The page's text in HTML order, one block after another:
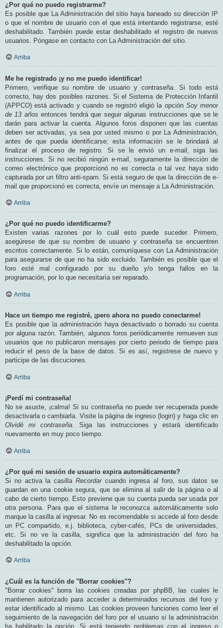
¿Por qué no puedo registrarme?
Es posible que La Administración del sitio haya baneado su dirección IP
o que el nombre de usuario con el que está intentando registrarse, esté
deshabilitado. También puede estar deshabilitado el registro de nuevos
usuarios. Póngase en contacto con La Administración del sitio.
Arriba
Me he registrado ¡y no me puedo identificar!
Primero, verifique su nombre de usuario y contraseña. Si todo está
correcto, hay dos posibles razones. Si el Sistema de Protección Infantil
(APPCO) está activado y cuando se registró eligió la opción Soy menor
de 13 años entonces tendrá que seguir algunas instrucciones que se le
darán para activar la cuenta. Algunos foros disponen que las cuentas
deben ser activadas, ya sea por usted mismo o por La Administración,
antes de que pueda identificarse; esta información se le brindará al
finalizar el proceso de registro. Si se le envió un e-mail, siga las
instrucciones. Si no recibió ningún e-mail, seguramente la dirección de
correo electrónico que proporcionó no es correcta o tal vez haya sido
capturada por un filtro anti-spam. Si está seguro de que la dirección de e-
mail que proporcionó es correcta, envíe un mensaje a La Administración.
Arriba
¿Por qué no puedo identificarme?
Existen varias razones por lo cuál esto puede suceder. Primero,
asegúrese de que su nombre de usuario y contraseña se encuentren
escritos correctamente. Si lo están, comuníquese con La Administración
para asegurarse de que no ha sido excluido. También es posible que el
foro esté mal configurado por su dueño y/o tenga fallos en la
programación, por lo que necesitaría ser reparado.
Arriba
Hace un tiempo me registré, ¡pero ahora no puedo conectarme!
Es posible que la administración haya desactivado o borrado su cuenta
por alguna razón. También, algunos foros periódicamente remueven sus
usuarios que no publicaron mensajes por cierto periodo de tiempo para
reducir el peso de la base de datos. Si es así, registrese de nuevo y
participe de las discuciones.
Arriba
¡Perdí mi contraseña!
No se asuste, ¡calma! Si su contraseña no puede ser recuperada puede
desactivarla o cambiarla. Visite la página de ingreso (login) y haga clic en
Olvidé mi contraseña. Siga las instrucciones y estará identificado
nuevamente en muy poco tiempo.
Arriba
¿Por qué mi sesión de usuario expira automáticamente?
Si no activa la casilla Recordarcuando ingresa al foro, sus datos se
guardan en una cookie segura, que se elimina al salir de la página o al
cabo de cierto tiempo. Esto previene que su cuenta pueda ser usada por
otra persona. Para que el sistema le reconozca automáticamente solo
marque la casilla al ingresar. No es recomendable si accede al foro desde
un PC compartido, e.j. biblioteca, cyber-cafés, PCs de universidades,
etc. Si no ve la casilla, significa que la administración del foro ha
deshabilitado la opción.
Arriba
¿Cuál es la función de "Borrar cookies"?
"Borrar cookies" borra las cookies creadas por phpBB, las cuales le
mantienen autorizado para acceder a determinados recursos del foro y
estar identificado al mismo. Las cookies proveen funciones como leer el
seguimiento de la navegación del foro por el usuario si la administración
ha habilitado la opción. Si está teniendo problemas con el ingreso o